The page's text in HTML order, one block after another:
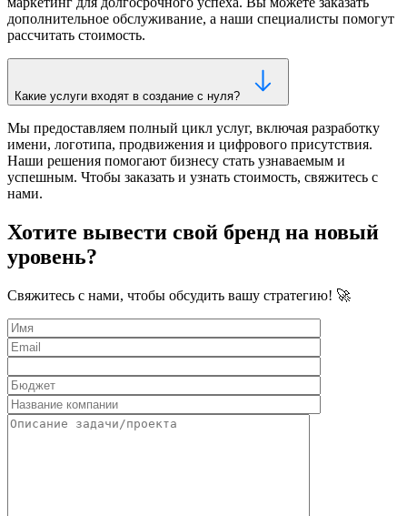
дополнительное обслуживание, а наши специалисты помогут
рассчитать стоимость.
Какие услуги входят в создание с нуля?
Мы предоставляем полный цикл услуг, включая разработку
имени, логотипа, продвижения и цифрового присутствия.
Наши решения помогают бизнесу стать узнаваемым и
успешным. Чтобы заказать и узнать стоимость, свяжитесь с
нами.
Хотите вывести свой бренд на новый
уровень?
Свяжитесь с нами, чтобы обсудить вашу стратегию! 🚀